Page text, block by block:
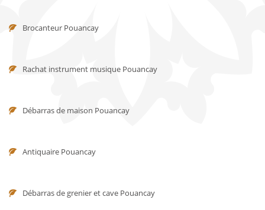
Brocanteur Pouancay
Rachat instrument musique Pouancay
Débarras de maison Pouancay
Antiquaire Pouancay
Débarras de grenier et cave Pouancay